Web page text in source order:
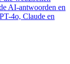
AI-antwoorden en
4o, Claude en